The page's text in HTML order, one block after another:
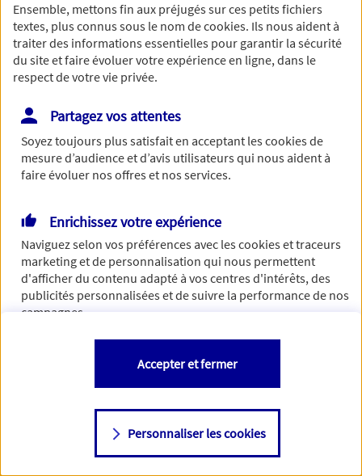
Toutes nos excuses, une erreur technique nous empêche
de traiter votre demande. N'hésitez pas à rafraichir ce
formulaire dans quelques minutes.
Si besoin, vous pouvez nous joindre via notre page de
contact.
> Nous contacter
Ensemble, mettons fin aux préjugés sur ces petits fichiers
textes, plus connus sous le nom decookies. Ils nous aident à
traiter des informations essentielles pour garantir la sécurité
du site et faire évoluer votre expérience en ligne, dans le
respect de votre vie privée.
Partagez vos attentes
Soyez toujours plus satisfait en acceptant lescookiesde
mesure d’audience et d’avis utilisateurs qui nous aident à
faire évoluer nos offres et nos services.
Enrichissez votre expérience
Naviguez selon vos préférences avec lescookies et traceurs
marketing et de personnalisation qui nous permettent
d'afficher du contenu adapté à vos centres d'intérêts, des
publicités personnalisées et de suivre la performance de nos
campagnes.
Vous êtes libre de les accepter, de les refuser comme de
changer d'avis à tout moment en allant sur
Consulter notre politique decookies
Personnaliser les cookies
Accepter et fermer